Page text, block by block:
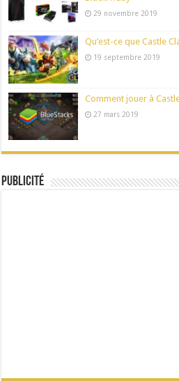
29 novembre 2019
Qu’est-ce que Castle
19 septembre 2019
Comment jouer à
27 mars 2019
Publicité